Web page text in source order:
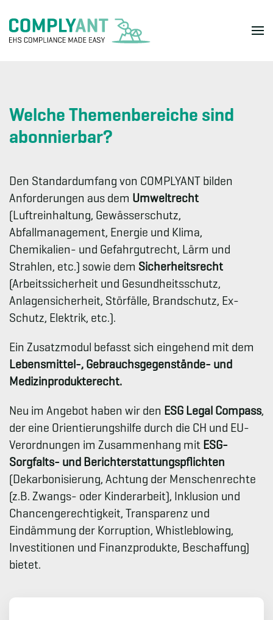
Skip to main content
Welche Themen­bereiche sind
abonnierbar?
Den Standardumfang von COMPLYANT bilden
Anforderungen aus dem Umweltrecht
(Luftreinhaltung, Gewässerschutz,
Abfallmanagement, Energie und Klima,
Chemikalien- und Gefahrgutrecht, Lärm und
Strahlen, etc.) sowie dem Sicherheitsrecht
(Arbeitssicherheit und Gesundheitsschutz,
Anlagensicherheit, Störfälle, Brandschutz, Ex-
Schutz, Elektrik, etc.).
Ein Zusatzmodul befasst sich eingehend mit dem
Lebensmittel-, Gebrauchsgegenstände- und
Medizinprodukterecht.
Neu im Angebot haben wir den ESG Legal Compass,
der eine Orientierungshilfe durch die CH und EU-
Verordnungen im Zusammenhang mitESG-
Sorgfalts- und Berichterstattungspflichten
(Dekarbonisierung, Achtung der Menschenrechte
(z.B. Zwangs- oder Kinderarbeit), Inklusion und
Chancengerechtigkeit, Transparenz und
Eindämmung der Korruption, Whistleblowing,
Investitionen und Finanzprodukte, Beschaffung)
bietet.